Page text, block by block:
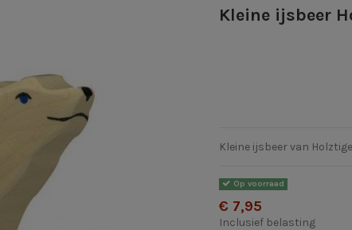
Kleine ijsbeer
Kleine ijsbeer van
Op voorraad
€ 7,95
Inclusief belasting